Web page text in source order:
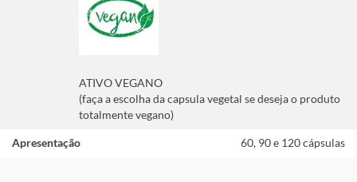
ATIVO VEGANO
(faça a escolha da capsula vegetal se deseja o produto
totalmente vegano)
Apresentação 60, 90 e 120 cápsulas